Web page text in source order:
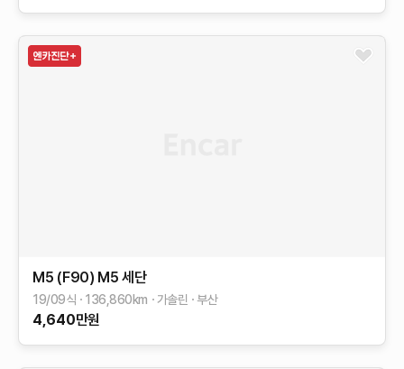
M5 (F90) M5 세단
19/09식 136,860km 가솔린 부산
4,640만원